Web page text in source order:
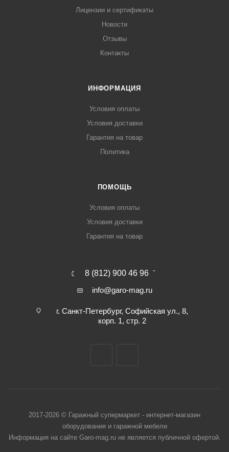
Лицензии и сертификаты
Новости
Отзывы
Контакты
ИНФОРМАЦИЯ
Условия оплаты
Условия доставки
Гарантия на товар
Политика
ПОМОЩЬ
Условия оплаты
Условия доставки
Гарантия на товар
8 (812) 900 46 96
info@garo-mag.ru
г. Санкт-Петербург, Софийская ул., 8,
корп. 1, стр. 2
2017-2026 © Гаражный супермаркет - интернет-магазин
оборудования и гаражной мебели
Информация на сайте Garo-mag.ru не является публичной офертой.